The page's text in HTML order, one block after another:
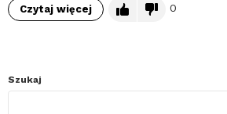
Czytaj więcej 0
Szukaj